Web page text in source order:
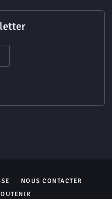
NOUS CONTACTER